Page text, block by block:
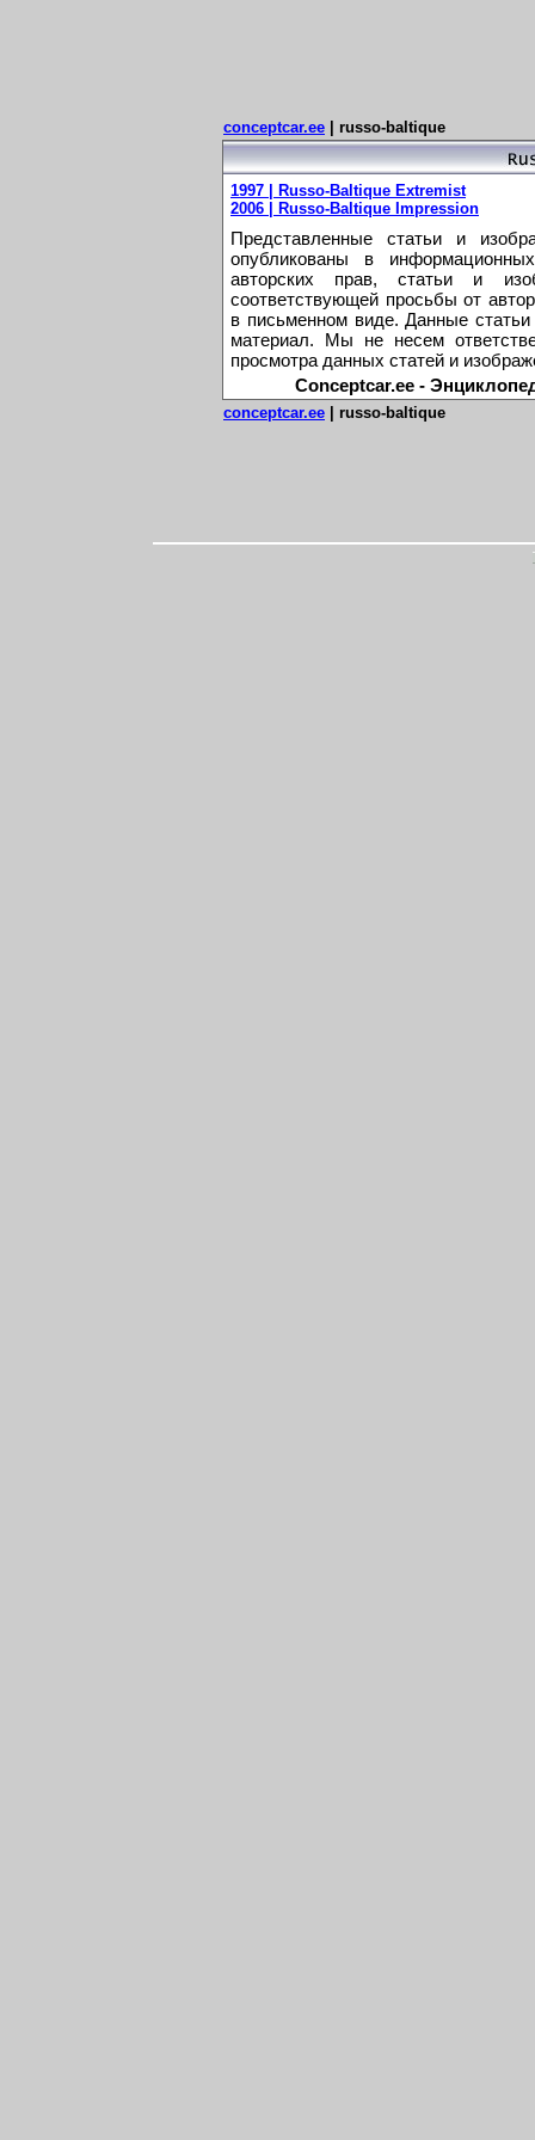
conceptcar.ee | russo-baltique
1997 | Russo-Baltique Extremist
2006 | Russo-Baltique Impression
Представленные статьи и
опубликованы в
авторских прав, статьи и
соответствующей просьбы от
в письменном виде. Данные
материал. Мы не несем
просмотра данных статей и
Conceptcar.ee -
conceptcar.ee | russo-baltique